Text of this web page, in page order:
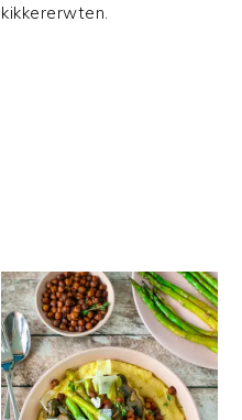
kikkererwten.